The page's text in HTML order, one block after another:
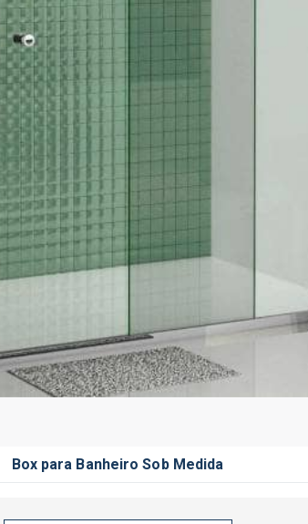
Box para Banheiro Sob Medida